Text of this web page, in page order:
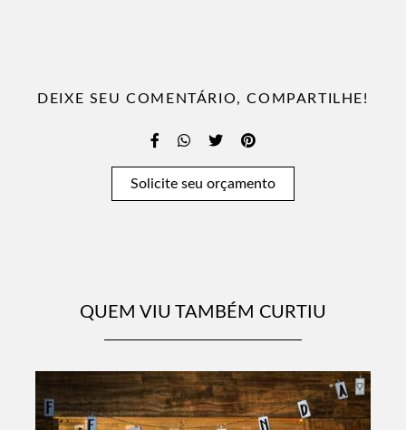
DEIXE SEU COMENTÁRIO, COMPARTILHE!
Solicite seu orçamento
QUEM VIU TAMBÉM CURTIU